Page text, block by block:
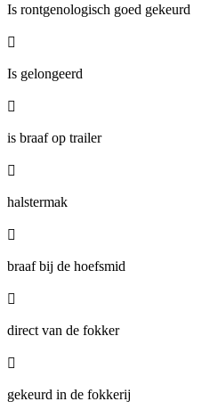
Is rontgenologisch goed gekeurd

Is gelongeerd

is braaf op trailer

halstermak

braaf bij de hoefsmid

direct van de fokker

gekeurd in de fokkerij